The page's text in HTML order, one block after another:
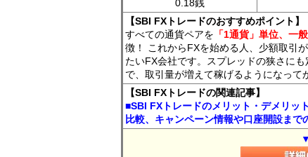
0.18銭
【SBI FXトレードのおすすめポイント】
すべての通貨ペアを 「1通貨」単位、一
徴！ これからFXを始める人、少額取引
たいFX会社です。スプレッドの狭さに
で、取引量が増えて稼げるようになって
【SBI FXトレードの関連記事】
■SBI FXトレードのメリット・デメリッ
比較、キャンペーン情報や口座開設まで